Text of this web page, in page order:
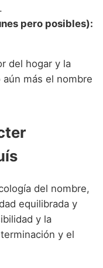
pero posibles):
del hogar y la
más el nombre
del nombre,
equilibrada y
y la
y el